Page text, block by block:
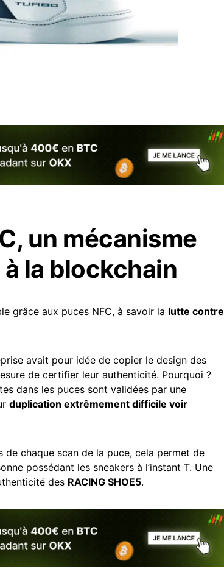
un mécanisme
la blockchain
grâce aux puces NFC, à savoir la lutte contre
avait pour idée de copier le design des
de certifier leur authenticité. Pourquoi ?
dans les puces sont validées par une
duplication extrêmement difficile voir
de chaque scan de la puce, cela permet de
possédant les sneakers à l’instant T. Une
des RACING SHOE5.